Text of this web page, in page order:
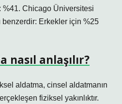
%41. Chicago Üniversitesi
benzerdir: Erkekler için %25
nasıl anlaşılır?
aldatma, cinsel aldatmanın
fiziksel yakınlıktır.